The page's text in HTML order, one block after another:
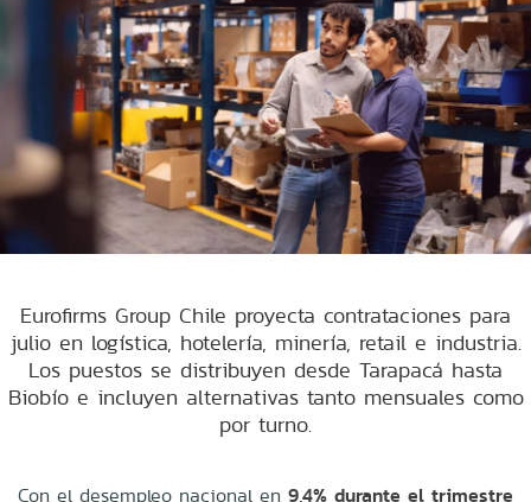
Eurofirms Group Chile proyecta contrataciones para
julio en logística, hotelería, minería, retail e industria.
Los puestos se distribuyen desde Tarapacá hasta
Biobío e incluyen alternativas tanto mensuales como
por turno.
Con el desempleo nacional en 9,4% durante el trimestre